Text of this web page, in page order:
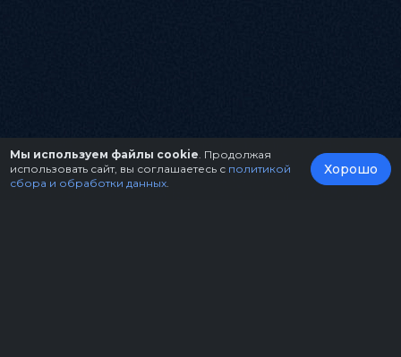
Мы используем файлы cookie . Продолжая
использовать сайт, вы соглашаетесь с политикой
сбора и обработки данных
Хорошо